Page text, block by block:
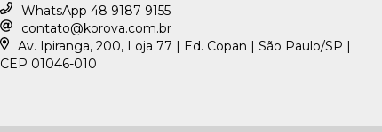
WhatsApp 48 9187 9155
contato@korova.com.br
Av. Ipiranga, 200, Loja 77 | Ed. Copan | São Paulo/SP |
CEP 01046-010